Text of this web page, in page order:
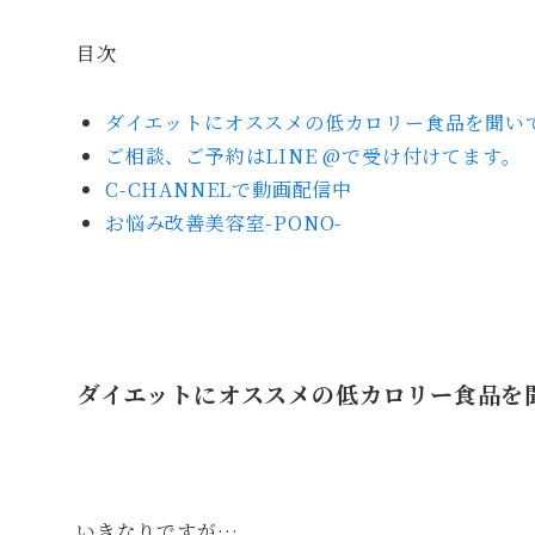
目次
ダイエットにオススメの低カロリー食品を聞い
ご相談、ご予約はLINE @で受け付けてます。
C-CHANNELで動画配信中
お悩み改善美容室-PONO-
ダイエットにオススメの低カロリー食品を